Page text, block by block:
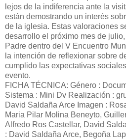
lejos de la indiferencia ante la
están demostrando un interés
de la iglesia. Estas valoraciones
desarrollo el próximo mes de
Padre dentro del V Encuentro
la intención de reflexionar sobre
cumplido las expectativas
evento.
FICHA TÉCNICA: Género :
Sistema : Mini Dv Realización :
David Saldaña Arce Imagen :
Maria Pilar Molina Beneyto,
Alfredo Ros Castellar, David
: David Saldaña Arce, Begoña